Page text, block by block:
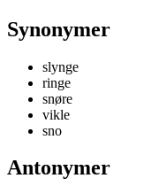
Synonymer
slynge
ringe
snøre
vikle
sno
Antonymer